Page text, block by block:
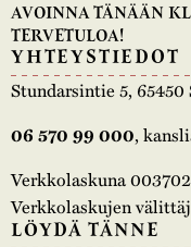
AVOINNA TÄNÄÄN
TERVETULOA!
YHTEYSTIEDOT
Stundarsintie 5, 65450
06 570 99 000,
Verkkolaskuna
Verkkolaskujen
LÖYDÄ TÄNNE